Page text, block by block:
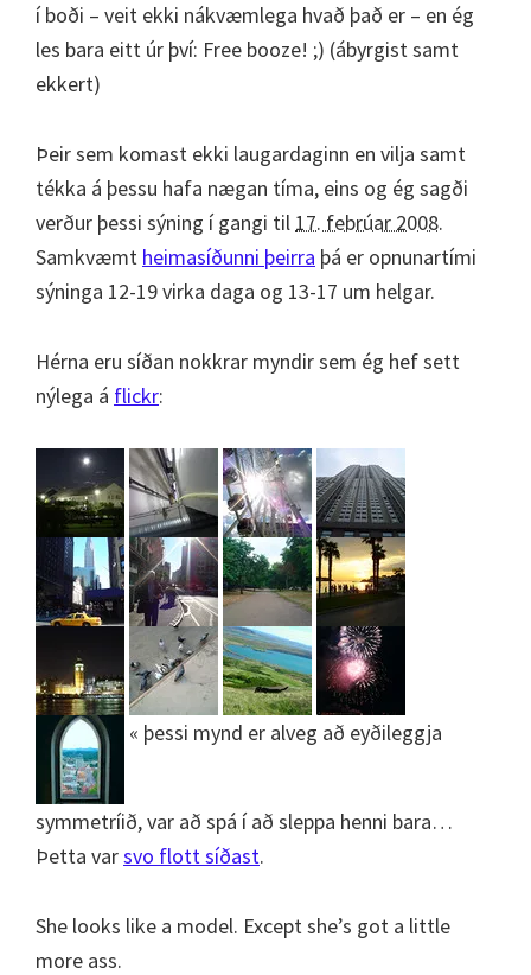
í boði – veit ekki nákvæmlega hvað það er – en ég
les bara eitt úr því: Free booze! ;) (ábyrgist samt
ekkert)
Þeir sem komast ekki laugardaginn en vilja samt
tékka á þessu hafa nægan tíma, eins og ég sagði
verður þessi sýning í gangi til 17. febrúar 2008.
Samkvæmt heimasíðunni þeirra þá er opnunartími
sýninga 12-19 virka daga og 13-17 um helgar.
Hérna eru síðan nokkrar myndir sem ég hef sett
nýlega á flickr:
« þessi mynd er alveg að eyðileggja
symmetríið, var að spá í að sleppa henni bara…
Þetta varsvo flott síðast.
She looks like a model. Except she’s got a little
more ass.